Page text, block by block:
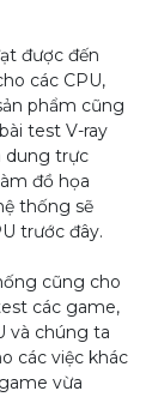
được đến
các CPU,
phẩm cũng
test V-ray
dung trực
đồ họa
thống sẽ
trước đây.
cũng cho
các game,
và chúng ta
các việc khác
vừa